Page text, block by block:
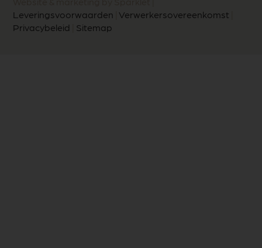
Leveringsvoorwaarden Verwerkersovereenkomst
Privacybeleid
Sitemap